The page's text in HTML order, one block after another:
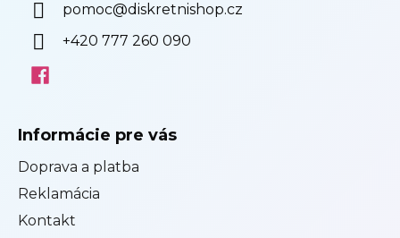
pomoc@diskretnishop.cz
+420 777 260 090
Informácie pre vás
Doprava a platba
Reklamácia
Kontakt